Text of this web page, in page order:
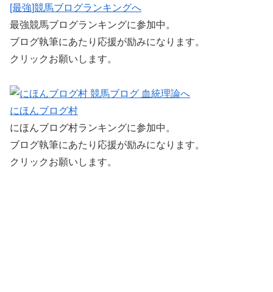
[最強]競馬ブログランキングへ
最強競馬ブログランキングに参加中。
ブログ執筆にあたり応援が励みになります。
クリックお願いします。
にほんブログ村
にほんブログ村ランキングに参加中。
ブログ執筆にあたり応援が励みになります。
クリックお願いします。